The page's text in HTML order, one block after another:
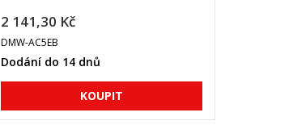
2 141,30 Kč
DMW-AC5EB
Dodání do 14 dnů